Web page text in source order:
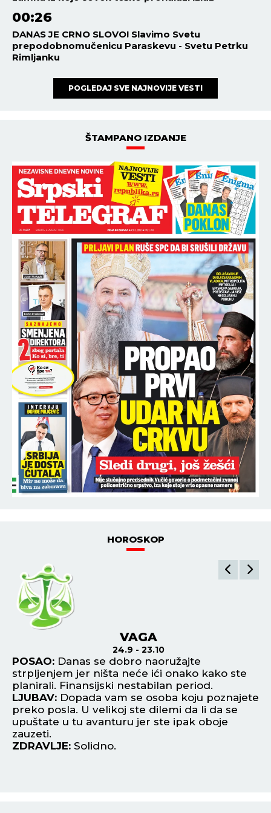
00:26
DANAS JE CRNO SLOVO! Slavimo Svetu
prepodobnomučenicu Paraskevu - Svetu Petrku
Rimljanku
POGLEDAJ SVE NAJNOVIJE VESTI
ŠTAMPANO IZDANJE
HOROSKOP
VAGA
24.9 - 23.10
POSAO: Danas se dobro naoružajte
strpljenjem jer ništa neće ići onako kako ste
planirali. Finansijski nestabilan period.
LJUBAV: Dopada vam se osoba koju poznajete
preko posla. U velikoj ste dilemi da li da se
upuštate u tu avanturu jer ste ipak oboje
zauzeti.
ZDRAVLJE: Solidno.